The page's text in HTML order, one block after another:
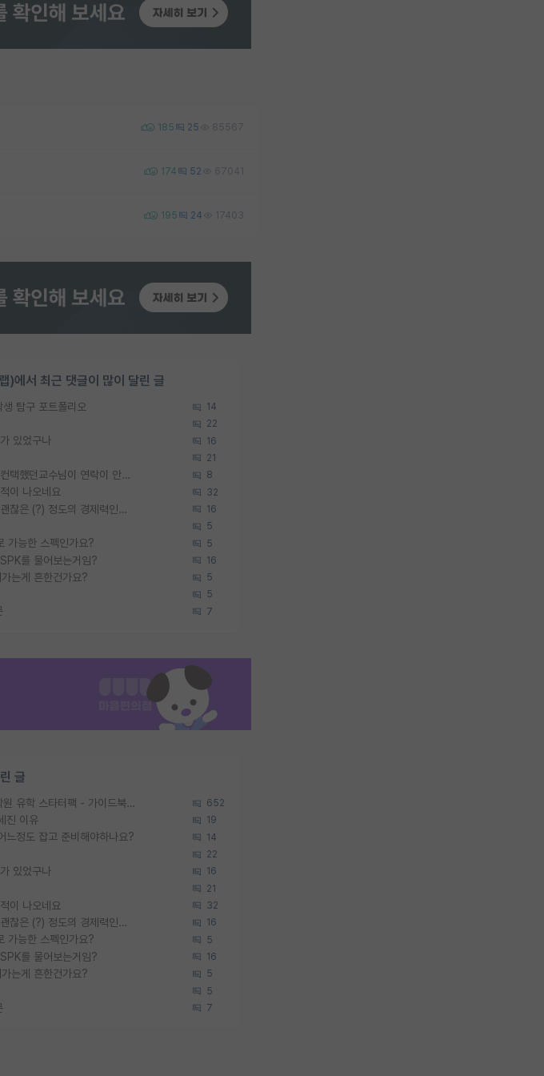
185 25 85567
174 52 67041
195 24 17403
)에서 최근 댓글이 많이 달린 글
탐구 포트폴리오 14
22
있었구나 16
21
석박사 과정 합격하고, 컨택했던교수님이 연락이 안됩니다... 8
이 나오네요 32
박사진학하기에 2억은 괜찮은 (?) 정도의 경제력인가요 16
5
가능한 스펙인가요? 5
를 물어보는거임? 16
는게 흔한건가요? 5
5
7
글
[무료] 2026 미국 대학원 유학 스타터팩 - 가이드북 & 합격자 컨택메일 템플릿 652
진 이유 19
느정도 잡고 준비해야하나요? 14
22
있었구나 16
21
이 나오네요 32
박사진학하기에 2억은 괜찮은 (?) 정도의 경제력인가요 16
가능한 스펙인가요? 5
를 물어보는거임? 16
는게 흔한건가요? 5
5
7